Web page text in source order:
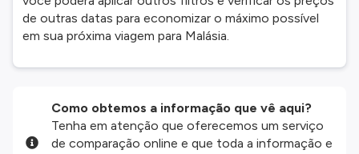
de outras datas para economizar o máximo possível
em sua próxima viagem para Malásia.
Como obtemos a informação que vê aqui?
Tenha em atenção que oferecemos um serviço
de comparação online e que toda a informação e